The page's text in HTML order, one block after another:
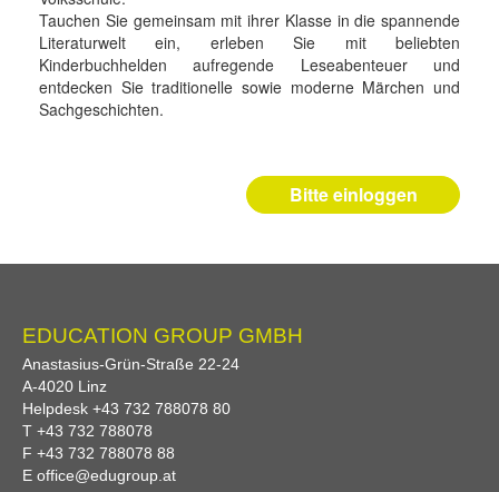
Tauchen Sie gemeinsam mit ihrer Klasse in die spannende
Literaturwelt ein, erleben Sie mit beliebten
Kinderbuchhelden aufregende Leseabenteuer und
entdecken Sie traditionelle sowie moderne Märchen und
Sachgeschichten.
Bitte einloggen
EDUCATION GROUP GMBH
Anastasius-Grün-Straße 22-24
A-4020 Linz
Helpdesk +43 732 788078 80
T +43 732 788078
F +43 732 788078 88
E office@edugroup.at